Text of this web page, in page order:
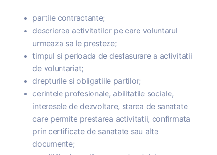
partile contractante;
descrierea activitatilor pe care voluntarul
urmeaza sa le presteze;
timpul si perioada de desfasurare a activitatii
de voluntariat;
drepturile si obligatiile partilor;
cerintele profesionale, abilitatile sociale,
interesele de dezvoltare, starea de sanatate
care permite prestarea activitatii, confirmata
prin certificate de sanatate sau alte
documente;